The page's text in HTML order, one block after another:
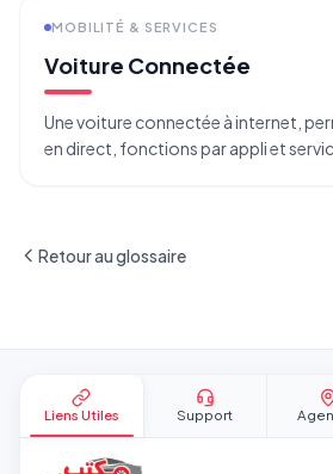
MOBILITÉ & SERVICES
Voiture Connectée
Une voiture connectée à internet,
en direct, fonctions par appli et
Retour au glossaire
Liens Utiles Support